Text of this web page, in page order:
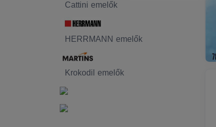
Cattini emelők
HERRMANN emelők
Krokodil emelők